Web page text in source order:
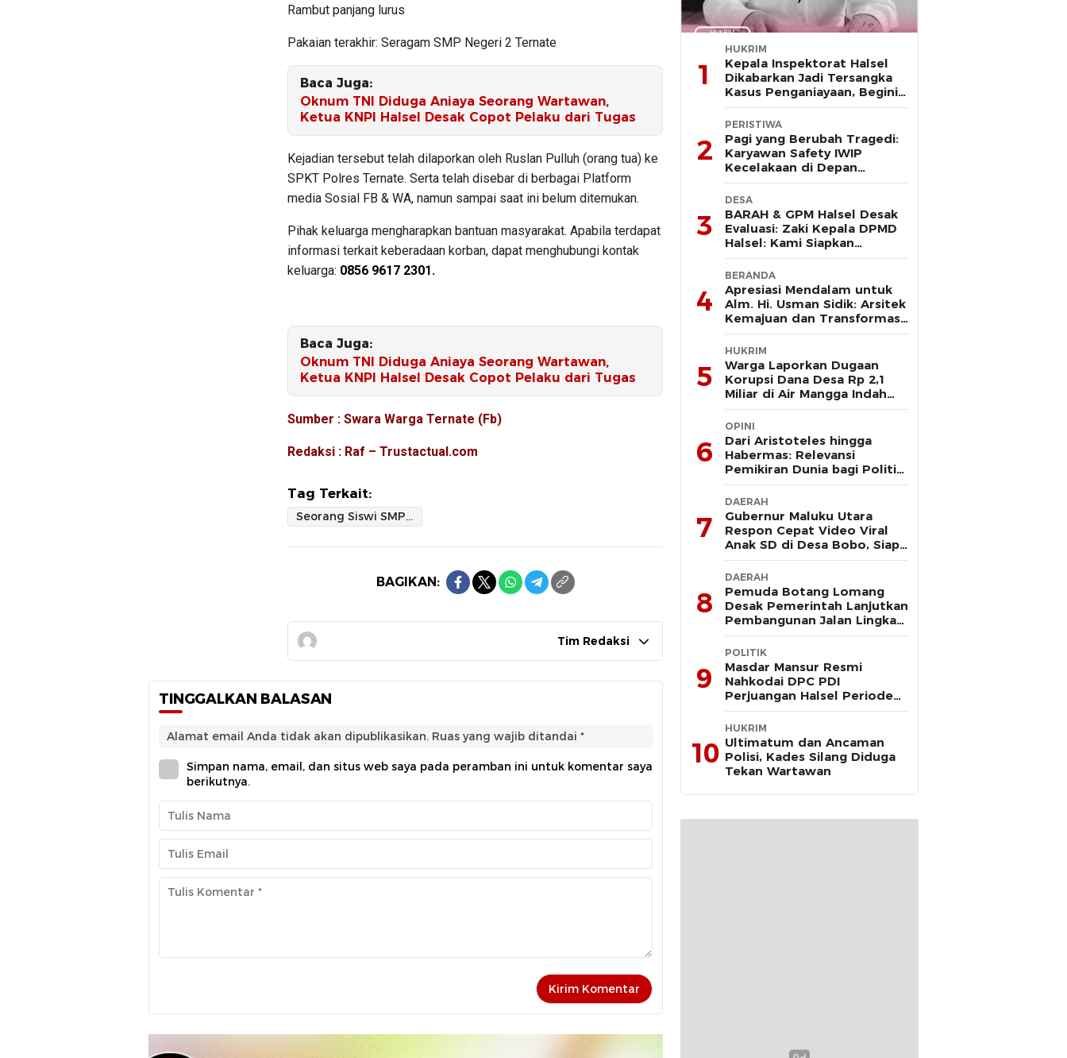
Rambut panjang lurus
Pakaian terakhir: Seragam SMP Negeri 2 Ternate
Baca Juga:
Oknum TNI Diduga Aniaya Seorang Wartawan,
Ketua KNPI Halsel Desak Copot Pelaku dari Tugas
Kejadian tersebut telah dilaporkan oleh Ruslan Pulluh (orang tua) ke
SPKT Polres Ternate. Serta telah disebar di berbagai Platform
media Sosial FB & WA, namun sampai saat ini belum ditemukan.
Pihak keluarga mengharapkan bantuan masyarakat. Apabila terdapat
informasi terkait keberadaan korban, dapat menghubungi kontak
keluarga: 0856 9617 2301.
Baca Juga:
Oknum TNI Diduga Aniaya Seorang Wartawan,
Ketua KNPI Halsel Desak Copot Pelaku dari Tugas
Sumber : Swara Warga Ternate (Fb)
Redaksi : Raf – Trustactual.com
Tag Terkait:
Seorang Siswi SMP Dilaporkan Hilang di Ternate Utara
BAGIKAN:
Tim Redaksi
TINGGALKAN BALASAN
Alamat email Anda tidak akan dipublikasikan. Ruas yang wajib ditandai *
Simpan nama, email, dan situs web saya pada peramban ini untuk komentar saya
berikutnya.
1
HUKRIM
Kepala Inspektorat Halsel
Dikabarkan Jadi Tersangka
Kasus Penganiayaan, Begini
Kronologinya
2
PERISTIWA
Pagi yang Berubah Tragedi:
Karyawan Safety IWIP
Kecelakaan di Depan
Gerbang Huafei
3
DESA
BARAH & GPM Halsel Desak
Evaluasi: Zaki Kepala DPMD
Halsel: Kami Siapkan
Karateker (PLt) Desa
Guruapin
4
BERANDA
Apresiasi Mendalam untuk
Alm. Hi. Usman Sidik: Arsitek
Kemajuan dan Transformasi
Halmahera Selatan
5
HUKRIM
Warga Laporkan Dugaan
Korupsi Dana Desa Rp 2,1
Miliar di Air Mangga Indah
Kec Obi ke Polres Halsel
6
OPINI
Dari Aristoteles hingga
Habermas: Relevansi
Pemikiran Dunia bagi Politik
Hukum Maluku Utara
7
DAERAH
Gubernur Maluku Utara
Respon Cepat Video Viral
Anak SD di Desa Bobo, Siap
Bangun Jembatan Gantung
8
DAERAH
Pemuda Botang Lomang
Desak Pemerintah Lanjutkan
Pembangunan Jalan Lingkar:
“Jangan Sampai Bernasib
Sama seperti Proyek PLTD
9
POLITIK
Masdar Mansur Resmi
Nahkodai DPC PDI
Perjuangan Halsel Periode
2025–2030
10
HUKRIM
Ultimatum dan Ancaman
Polisi, Kades Silang Diduga
Tekan Wartawan